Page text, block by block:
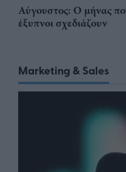
Αύγουστος: Ο μήνας
έξυπνοι σχεδιάζουν
Marketing & Sales